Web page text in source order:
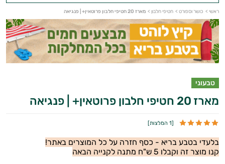
ראשי > כושר וספורט > חטיפי חלבון > מארז 20 חטיפי חלבון פרוטאין+ | פנגיאה
טבעוני
מארז 20 חטיפי חלבון פרוטאין+ | פנגיאה
[1 המלצות ]
בלעדי בטבע בריא - כסף חזרה על כל המוצרים באתר!
קנו מוצר זה וקבלו 5 ש"ח מתנה לקנייה הבאה
יועץ בריאות אישי AI